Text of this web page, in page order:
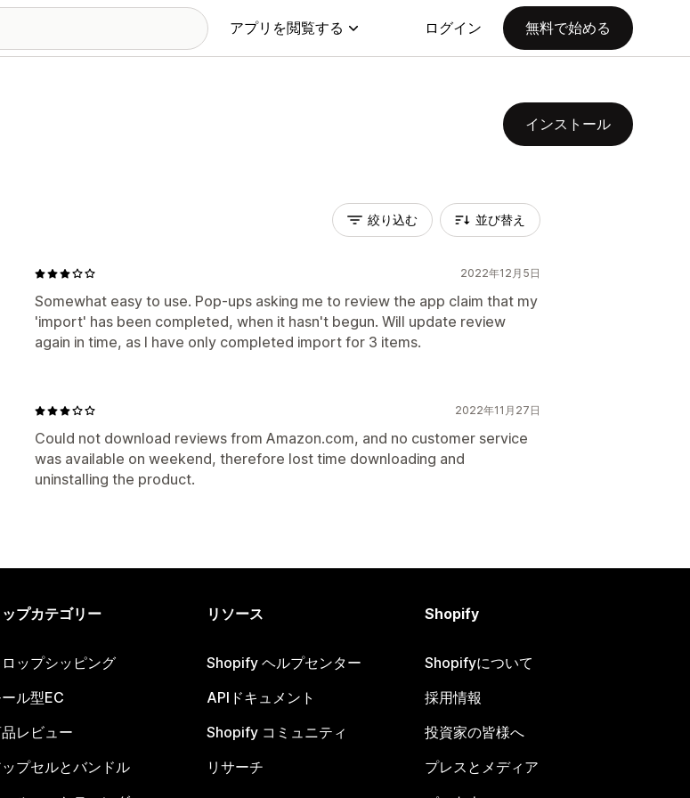
アプリを閲覧する ログイン 無料で始める
インストール
絞り込む 並び替え
2022年12月5日
Somewhat easy to use. Pop-ups asking me to review the app claim that my
'import' has been completed, when it hasn't begun. Will update review
again in time, as I have only completed import for 3 items.
2022年11月27日
Could not download reviews from Amazon.com, and no customer service
was available on weekend, therefore lost time downloading and
uninstalling the product.
ップカテゴリー
ロップシッピング
ル型EC
レビュー
プセルとバンドル
リソース
Shopify ヘルプセンター
APIドキュメント
Shopify コミュニティ
リサーチ
Shopify
Shopifyについて
採用情報
投資家の皆様へ
プレスとメディア